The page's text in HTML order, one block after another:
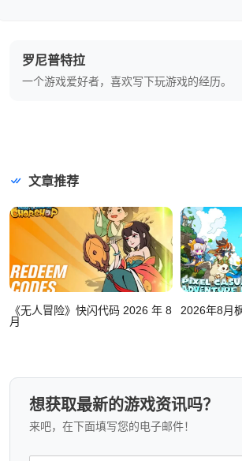
罗尼普特拉
一个游戏爱好者，喜欢写下玩游戏的经历。
文章推荐
《无人冒险》快闪代码 2026 年 8
月
2026年8月
想获取最新的游戏资讯吗？
来吧，在下面填写您的电子邮件！